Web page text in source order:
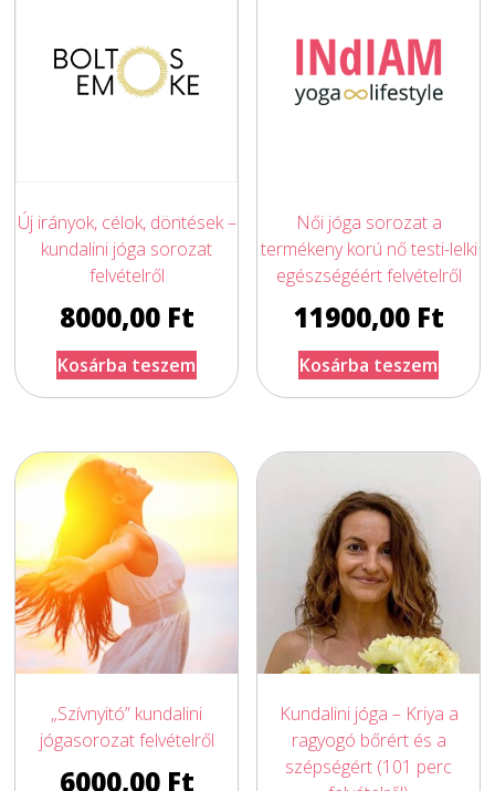
Új irányok, célok, döntések –
kundalini jóga sorozat
felvételről
8000,00 Ft
Kosárba teszem
Női jóga sorozat a
termékeny korú nő testi-lelki
egészségéért felvételről
11900,00 Ft
Kosárba teszem
„Szívnyitó” kundalini
jógasorozat felvételről
6000,00 Ft
Kundalini jóga – Kriya a
ragyogó bőrért és a
szépségért (101 perc